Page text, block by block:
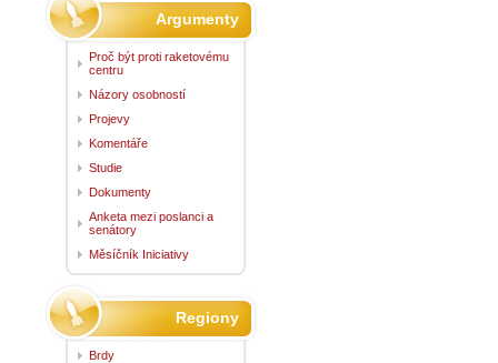
Argumenty
Proč být proti raketovému
centru
Názory osobností
Projevy
Komentáře
Studie
Dokumenty
Anketa mezi poslanci a
senátory
Měsíčník Iniciativy
Regiony
Brdy